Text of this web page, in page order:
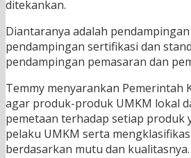
ditekankan.
Diantaranya adalah
pendampingan sertifikasi dan
pendampingan pemasaran dan
Temmy menyarankan Pemerintah
agar produk-produk UMKM lokal
pemetaan terhadap setiap produk
pelaku UMKM serta
berdasarkan mutu dan kualitasnya.